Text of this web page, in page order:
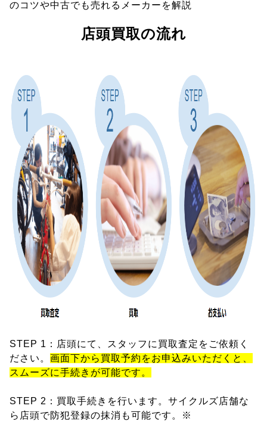
のコツや中古でも売れるメーカーを解説
店頭買取の流れ
STEP 1：店頭にて、スタッフに買取査定をご依頼く
ださい。 画面下から買取予約をお申込みいただくと、
スムーズに手続きが可能です。
STEP 2：買取手続きを行います。サイクルズ店舗な
ら店頭で防犯登録の抹消も可能です。※